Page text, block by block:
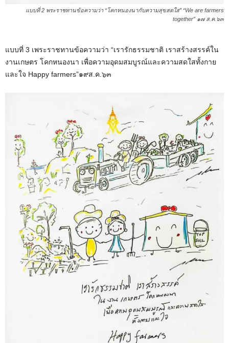
แบบที่ 2 พระราชทานข้อความว่า “โคกหนองนากับความสุขสดใส” “We are farmers
together” ๑๗ ส.ค.๖๓
แบบที่ 3 เพระราชทานข้อความว่า “เรารักธรรมชาติ เราสร้างสรรค์ใน
งานเกษตร โคกหนองนา เพื่อความอุดมสมบูรณ์และความสดใสทั้งกาย
และใจ Happy farmers”๑๙ส.ค.๖๓